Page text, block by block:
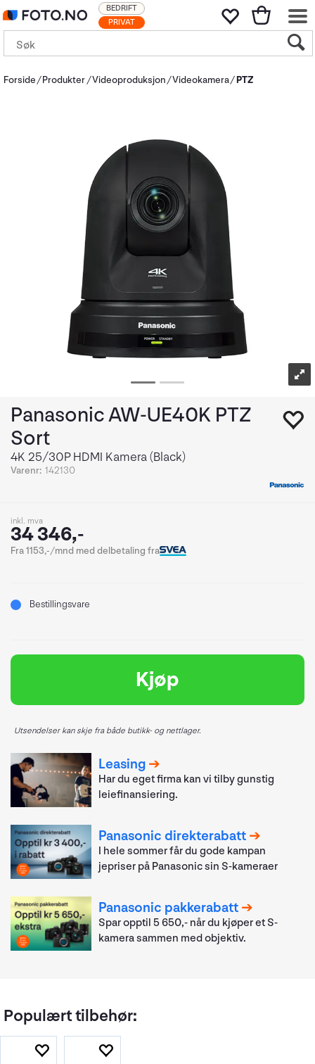
PRIVAT
BEDRIFT
Forside Produkter Videoproduksjon Videokamera PTZ
Panasonic AW-UE40K PTZ
Sort
4K 25/30P HDMI Kamera (Black)
Varenr: 142130
inkl. mva
34 346,-
Fra 1153,-/mnd med delbetaling fra
Bestillingsvare
Kjøp
Utsendelser kan skje fra både butikk- og nettlager.
Leasing
Har du eget firma kan vi tilby gunstig
leiefinansiering.
Panasonic direkterabatt
I hele sommer får du gode kampan
jepriser på Panasonic sin S-kameraer
Panasonic pakkerabatt
Spar opptil 5 650,- når du kjøper et S-
kamera sammen med objektiv.
Populært tilbehør: